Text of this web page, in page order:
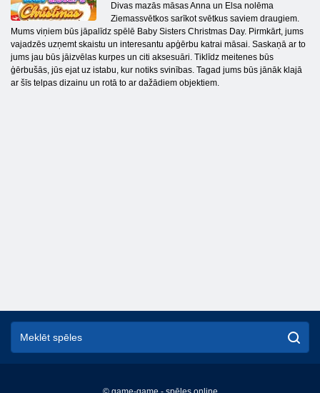
Divas mazās māsas Anna un Elsa nolēma
Ziemassvētkos sarīkot svētkus saviem draugiem.
Mums viņiem būs jāpalīdz spēlē Baby Sisters Christmas Day. Pirmkārt, jums
vajadzēs uzņemt skaistu un interesantu apģērbu katrai māsai. Saskaņā ar to
jums jau būs jāizvēlas kurpes un citi aksesuāri. Tiklīdz meitenes būs
ģērbušās, jūs ejat uz istabu, kur notiks svinības. Tagad jums būs jānāk klajā
ar šīs telpas dizainu un rotā to ar dažādiem objektiem.